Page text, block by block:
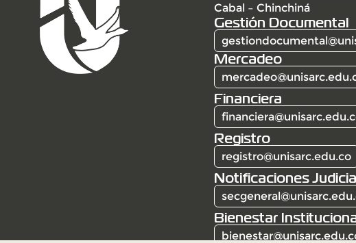
Cabal – Chinchiná
Gestión Documental
Mercadeo
Financiera
Registro
registro@unisarc.edu.co
Notificaciones
Bienestar